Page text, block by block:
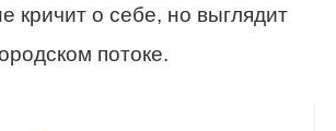
кричит о себе, но выглядит
потоке.